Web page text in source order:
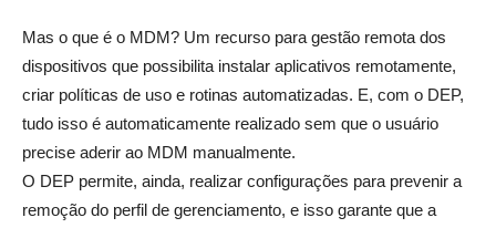
Mas o que é o MDM? Um recurso para gestão remota dos
dispositivos que possibilita instalar aplicativos remotamente,
criar políticas de uso e rotinas automatizadas. E, com o DEP,
tudo isso é automaticamente realizado sem que o usuário
precise aderir ao MDM manualmente.
O DEP permite, ainda, realizar configurações para prevenir a
remoção do perfil de gerenciamento, e isso garante que a